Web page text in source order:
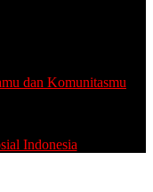
dan Komunitasmu
Indonesia